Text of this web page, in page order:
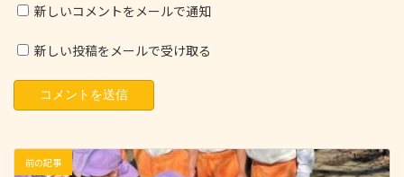
新しいコメントをメールで通知
新しい投稿をメールで受け取る
前の記事